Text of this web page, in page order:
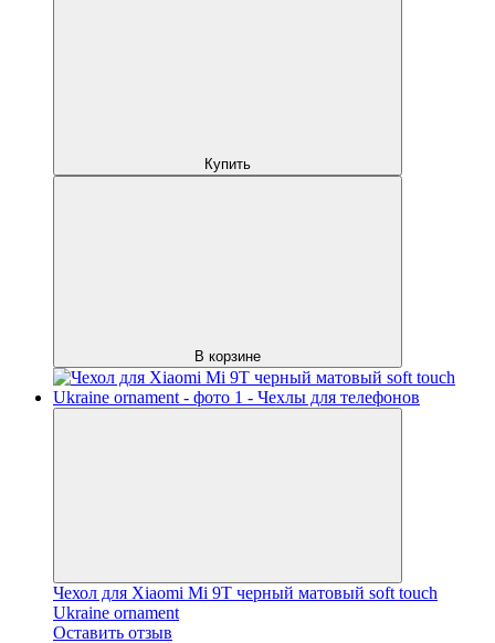
Купить
В корзине
Чехол для Xiaomi Mi 9T черный матовый soft touch
Ukraine ornament
Оставить отзыв